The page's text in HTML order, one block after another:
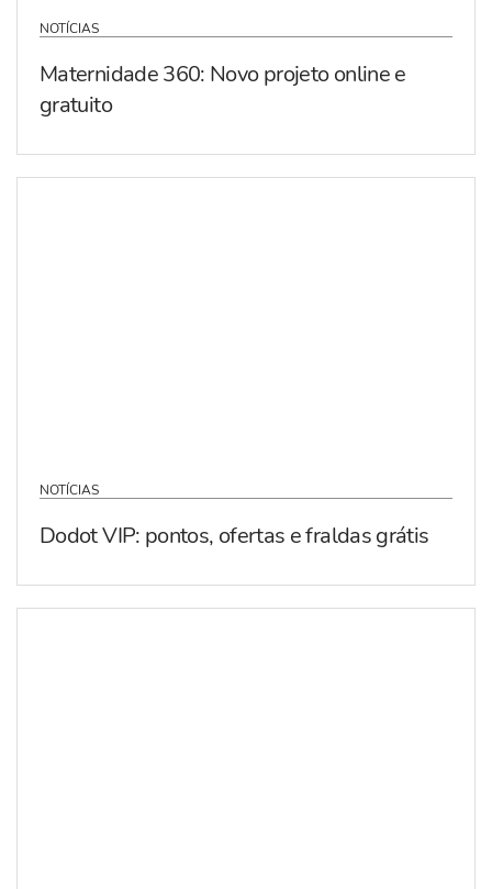
NOTÍCIAS
Maternidade 360: Novo projeto online e
gratuito
NOTÍCIAS
Dodot VIP: pontos, ofertas e fraldas grátis